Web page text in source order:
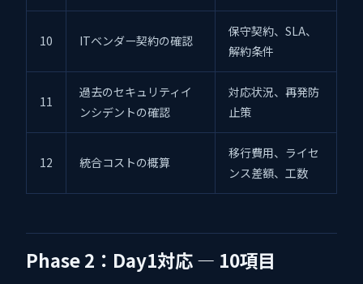
10 ITベンダー契約の確認
保守契約、SLA、
解約条件
11
過去のセキュリティイ
ンシデントの確認
対応状況、再発防
止策
12 統合コストの概算
移行費用、ライセ
ンス差額、工数
Phase 2：Day1対応 — 10項目